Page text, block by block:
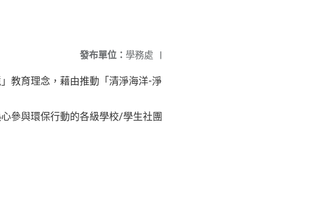
發布單位： 學務處 |
教育理念，藉由推動「清淨海洋-淨
參與環保行動的各級學校/學生社團